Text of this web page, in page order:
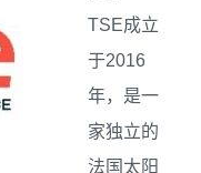
TSE成立
于2016
年，是一
家独立的
法国太阳